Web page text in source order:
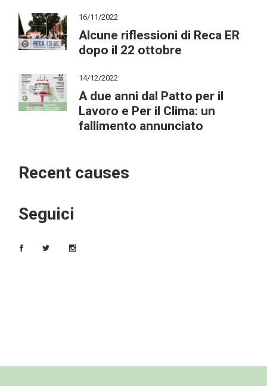
16/11/2022
Alcune riflessioni di Reca ER
dopo il 22 ottobre
14/12/2022
A due anni dal Patto per il
Lavoro e Per il Clima: un
fallimento annunciato
Recent causes
Seguici